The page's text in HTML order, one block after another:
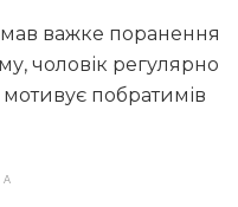
важке поранення
чоловік регулярно
побратимів